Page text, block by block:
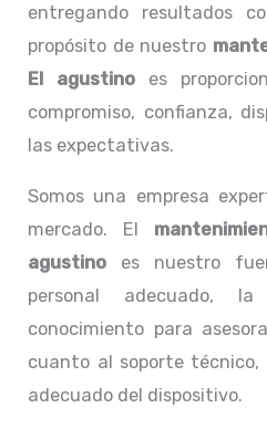
entregando resultados
propósito de nuestro
El agustino es
compromiso, confianza,
las expectativas.
Somos una empresa
mercado. El
agustino es nuestro
personal adecuado,
conocimiento para
cuanto al soporte
adecuado del dispositivo.